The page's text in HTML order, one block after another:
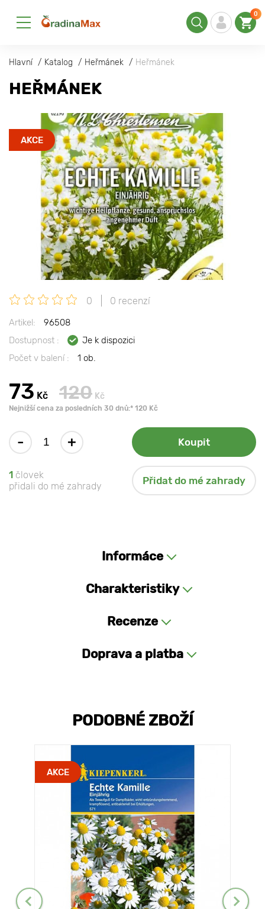
0
Hlavní Katalog Heřmánek Heřmánek
HEŘMÁNEK
AKCE
0 0 recenzí
Artikel:
96508
Dostupnost :
Je k dispozici
Počet v balení :
1 ob.
73 Kč 120 Kč
Nejnižší cena za posledních 30 dnů:* 120 Kč
- + Koupit
1 človek
přidali do mé zahrady
Přidat do mé zahrady
Informáce
Charakteristiky
Recenze
Doprava a platba
PODOBNÉ ZBOŽÍ
AKCE